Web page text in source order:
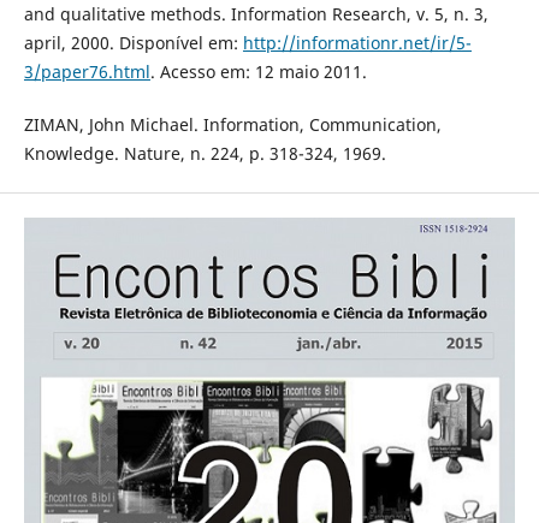
and qualitative methods. Information Research, v. 5, n. 3,
april, 2000. Disponível em: http://informationr.net/ir/5-
3/paper76.html. Acesso em: 12 maio 2011.
ZIMAN, John Michael. Information, Communication,
Knowledge. Nature, n. 224, p. 318-324, 1969.